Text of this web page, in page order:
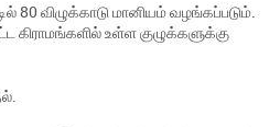
80 விழுக்காடு மானியம் வழங்கப்படும்.
கிராமங்களில் உள்ள குழுக்களுக்கு